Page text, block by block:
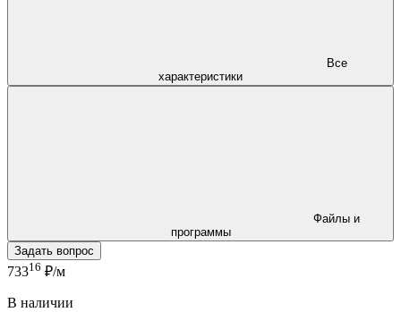
характеристики
программы
Задать вопрос
73316 ₽/м
В наличии